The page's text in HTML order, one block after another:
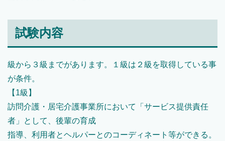
試験内容
級から３級までがあります。１級は２級を取得している事
が条件。
【1級】
訪問介護・居宅介護事業所において「サービス提供責任
者」として、後輩の育成
指導、利用者とヘルパーとのコーディネート等ができる。